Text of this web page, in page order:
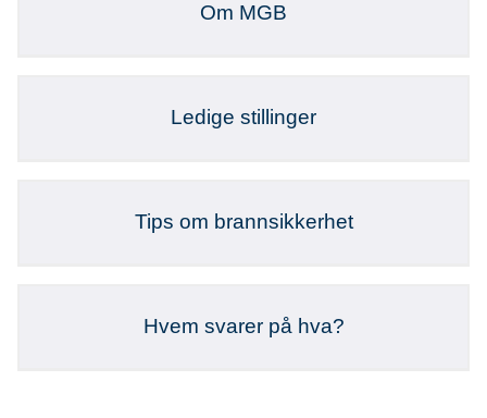
Om MGB
Ledige stillinger
Tips om brannsikkerhet
Hvem svarer på hva?